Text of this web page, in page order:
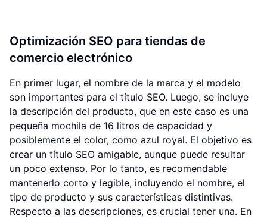
Optimización SEO para tiendas de
comercio electrónico
En primer lugar, el nombre de la marca y el modelo
son importantes para el título SEO. Luego, se incluye
la descripción del producto, que en este caso es una
pequeña mochila de 16 litros de capacidad y
posiblemente el color, como azul royal. El objetivo es
crear un título SEO amigable, aunque puede resultar
un poco extenso. Por lo tanto, es recomendable
mantenerlo corto y legible, incluyendo el nombre, el
tipo de producto y sus características distintivas.
Respecto a las descripciones, es crucial tener una. En